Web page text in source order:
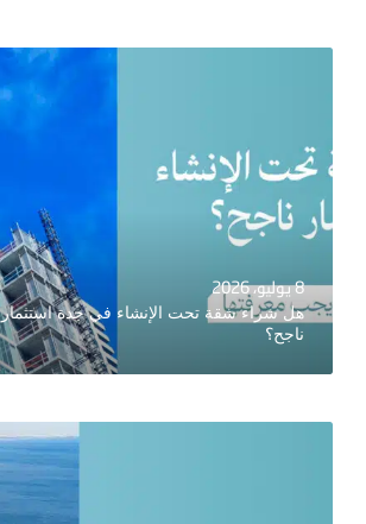
8 يوليو، 2026
هل شراء شقة تحت الإنشاء في جدة استثمار
ناجح؟